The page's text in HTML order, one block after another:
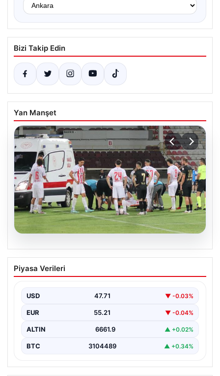
Bizi Takip Edin
Yan Manşet
08.08.2026
Lig kötü haberle başladı! Ambulansla
hastaneye kaldırıldı
Ambulansla Hastaneye Sevk Edildi", "content":
"Türkiye…
Piyasa Verileri
USD 47.71 ▼ -0.03%
EUR 55.21 ▼ -0.04%
ALTIN 6661.9 ▲ +0.02%
BTC 3104489 ▲ +0.34%